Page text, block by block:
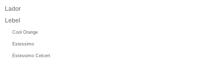
Lador
Lebel
Cool Orange
Estessimo
Estessimo Celcert